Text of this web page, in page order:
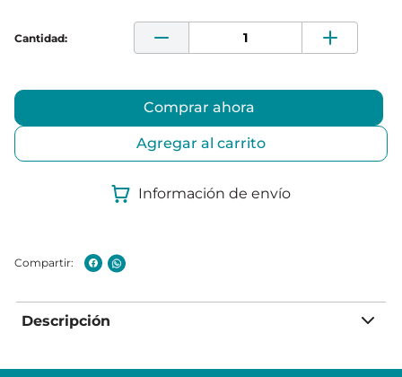
Comprar ahora
Agregar al carrito
Información de envío
Descripción